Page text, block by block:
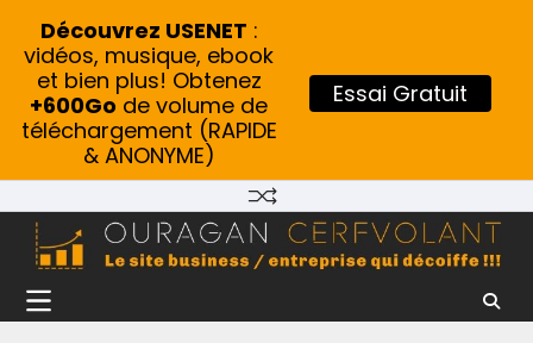
content
Découvrez USENET :
vidéos, musique, ebook
et bien plus! Obtenez
+600Go de volume de
téléchargement (RAPIDE
& ANONYME)
Essai Gratuit